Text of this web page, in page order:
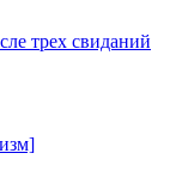
трех свиданий